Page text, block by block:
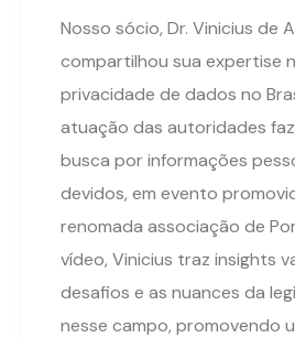
Nosso sócio, Dr. Vinicius de
compartilhou sua expertise
privacidade de dados no
atuação das autoridades
busca por informações
devidos, em evento
renomada associação de
vídeo, Vinicius traz insights
desafios e as nuances da
nesse campo, promovendo